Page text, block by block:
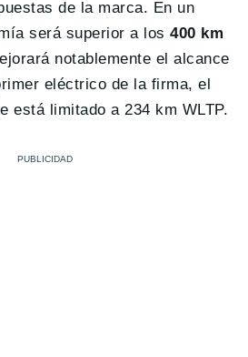
de la marca. En un
será superior a los400 km
notablemente el alcance
eléctrico de la firma, el
está limitado a 234 km WLTP.